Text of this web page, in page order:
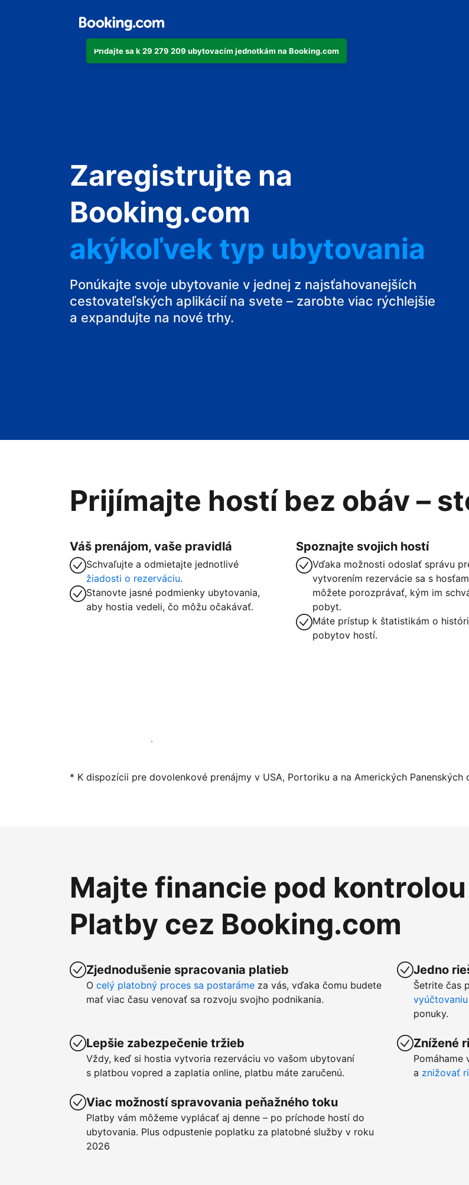
Pridajte sa k 29 279 209 ubytovacím jednotkám na Booking.com
Zaregistrujte na
Booking.com
akýkoľvek typ ubytovania
Ponúkajte svoje ubytovanie v jednej z najsťahovanejších
cestovateľských aplikácií na svete – zarobte viac rýchlejšie
a expandujte na nové trhy.
Prijímajte hostí bez obáv –
Váš prenájom, vaše pravidlá
Schvaľujte a odmietajte jednotlivé
žiadosti o rezerváciu.
Stanovte jasné podmienky ubytovania,
aby hostia vedeli, čo môžu očakávať.
Spoznajte svojich hostí
Vďaka možnosti odoslať správu
vytvorením rezervácie sa s
môžete porozprávať, kým im
pobyt.
Máte prístup k štatistikám o
pobytov hostí.
Začať ponúkať svoje ubytovanie
* K dispozícii pre dovolenkové prenájmy v USA, Portoriku a na Amerických
Majte financie pod
Platby cez Booking.com
Zjednodušenie spracovania platieb
O celý platobný proces sa postaráme za vás, vďaka čomu budete
mať viac času venovať sa rozvoju svojho podnikania.
Lepšie zabezpečenie tržieb
Vždy, keď si hostia vytvoria rezerváciu vo vašom ubytovaní
s platbou vopred a zaplatia online, platbu máte zaručenú.
Viac možností spravovania peňažného toku
Platby vám môžeme vyplácať aj denne – po príchode hostí do
ubytovania. Plus odpustenie poplatku za platobné služby v roku
2026
Jedno
Šetrite čas
vyúčtovaniu
ponuky.
Znížené
Pomáhame
a znižovať